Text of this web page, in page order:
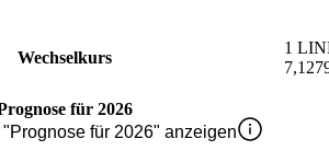
Wechselkurs
1
für 2026
für 2026" anzeigen